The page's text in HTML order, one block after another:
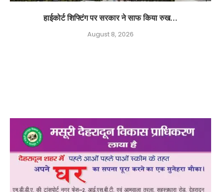
हाईकोर्ट शिफ्टिंग पर सरकार ने साफ किया रुख...
August 8, 2026